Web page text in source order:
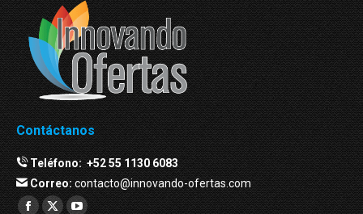
Contáctanos
Teléfono:+52 55 1130 6083
Correo:contacto@innovando-ofertas.com